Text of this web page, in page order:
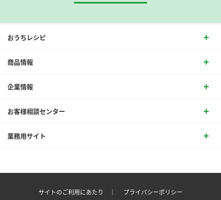
おうちレシピ
商品情報
企業情報
お客様相談センター
業務用サイト
サイトのご利用にあたり ｜
プライバシーポリシー